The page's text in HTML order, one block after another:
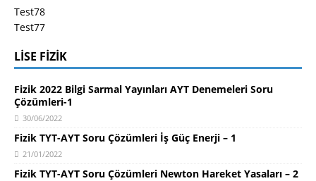
Test78
Test77
LISE FIZIK
Fizik 2022 Bilgi Sarmal Yayınları AYT Denemeleri Soru
Çözümleri-1
30/06/2022
Fizik TYT-AYT Soru Çözümleri İş Güç Enerji – 1
21/01/2022
Fizik TYT-AYT Soru Çözümleri Newton Hareket Yasaları – 2